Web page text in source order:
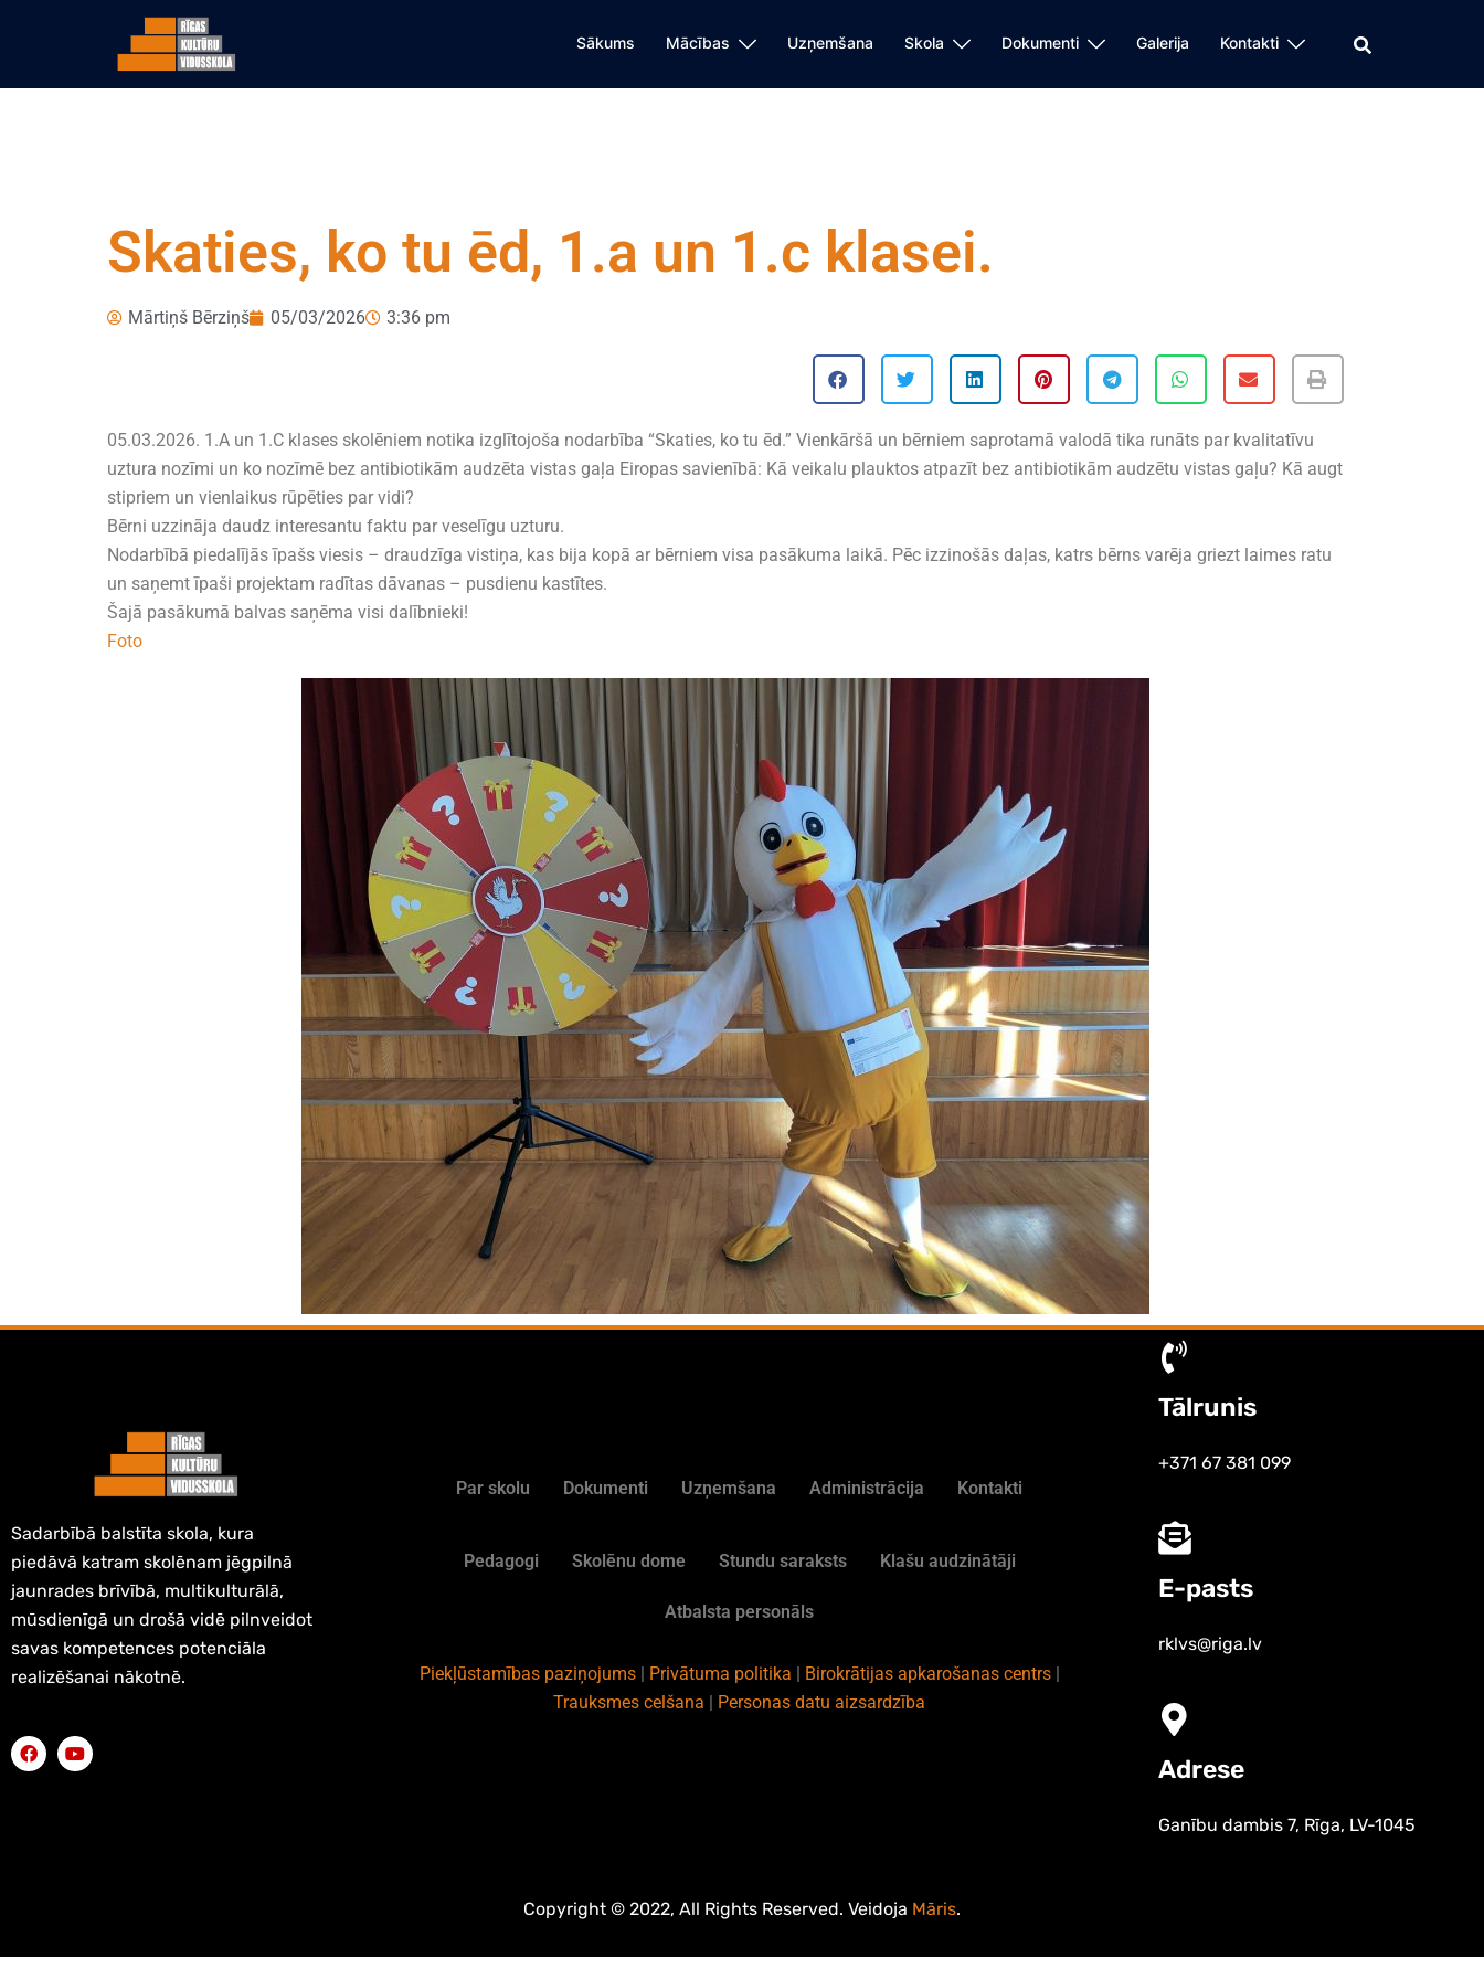
Sākums Mācības Uzņemšana Skola Dokumenti Galerija Kontakti
Skaties, ko tu ēd, 1.a un 1.c klasei.
Mārtiņš Bērziņš 05/03/2026 3:36 pm
05.03.2026. 1.A un 1.C klases skolēniem notika izglītojoša nodarbība “Skaties, ko tu ēd.” Vienkāršā un bērniem saprotamā valodā tika runāts par kvalitatīvu
uztura nozīmi un ko nozīmē bez antibiotikām audzēta vistas gaļa Eiropas savienībā: Kā veikalu plauktos atpazīt bez antibiotikām audzētu vistas gaļu? Kā augt
stipriem un vienlaikus rūpēties par vidi?
Bērni uzzināja daudz interesantu faktu par veselīgu uzturu.
Nodarbībā piedalījās īpašs viesis – draudzīga vistiņa, kas bija kopā ar bērniem visa pasākuma laikā. Pēc izzinošās daļas, katrs bērns varēja griezt laimes ratu
un saņemt īpaši projektam radītas dāvanas – pusdienu kastītes.
Šajā pasākumā balvas saņēma visi dalībnieki!
Foto
Sadarbībā balstīta skola, kura
piedāvā katram skolēnam jēgpilnā
jaunrades brīvībā, multikulturālā,
mūsdienīgā un drošā vidē pilnveidot
savas kompetences potenciāla
realizēšanai nākotnē.
Par skolu Dokumenti Uzņemšana Administrācija Kontakti
Pedagogi Skolēnu dome Stundu saraksts Klašu audzinātāji
Atbalsta personāls
Piekļūstamības paziņojums| Privātuma politika | Birokrātijas apkarošanas centrs|
Trauksmes celšana | Personas datu aizsardzība
Tālrunis
+371 67 381 099
E-pasts
rklvs@riga.lv
Adrese
Ganību dambis 7, Rīga, LV-1045
Copyright © 2022, All Rights Reserved. Veidoja Māris.